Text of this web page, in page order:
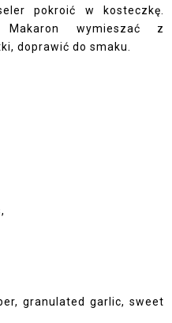
pokroić w kosteczkę.
Makaron wymieszać z
doprawić do smaku.
granulated garlic, sweet